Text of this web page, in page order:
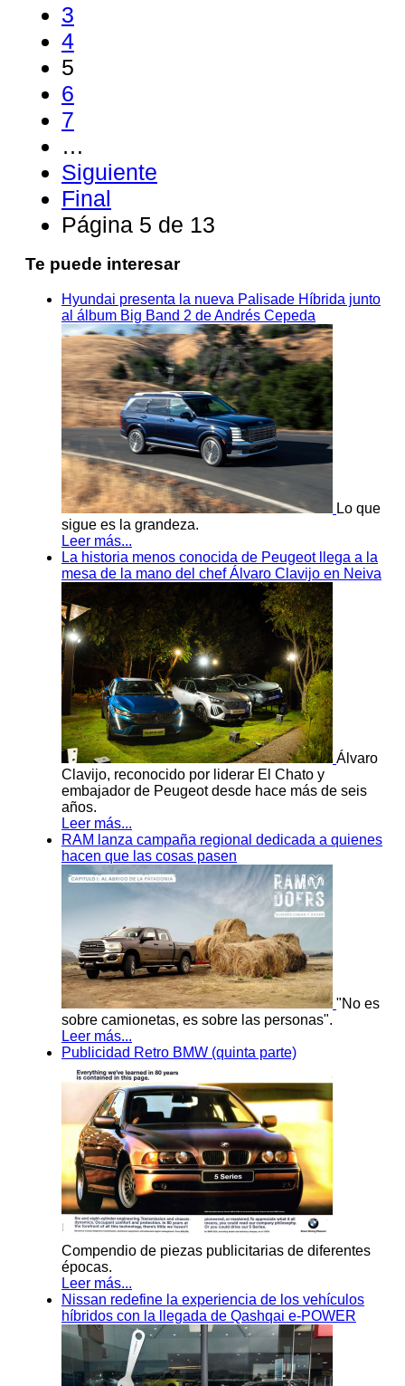
3
4
5
6
7
…
Siguiente
Final
Página 5 de 13
Te puede interesar
Hyundai presenta la nueva Palisade Híbrida junto
al álbum Big Band 2 de Andrés Cepeda
Lo que
sigue es la grandeza.
Leer más...
La historia menos conocida de Peugeot llega a la
mesa de la mano del chef Álvaro Clavijo en Neiva
Álvaro
Clavijo, reconocido por liderar El Chato y
embajador de Peugeot desde hace más de seis
años.
Leer más...
RAM lanza campaña regional dedicada a quienes
hacen que las cosas pasen
"No es
sobre camionetas, es sobre las personas".
Leer más...
Publicidad Retro BMW (quinta parte)
Compendio de piezas publicitarias de diferentes
épocas.
Leer más...
Nissan redefine la experiencia de los vehículos
híbridos con la llegada de Qashqai e-POWER